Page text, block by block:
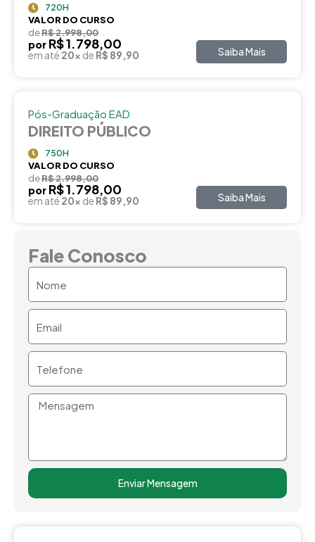
720H
VALOR DO CURSO
deR$ 2.998,00
por R$ 1.798,00
em até 20x de R$ 89,90 Saiba Mais
Pós-Graduação EAD
DIREITO PÚBLICO
750H
VALOR DO CURSO
deR$ 2.998,00
por R$ 1.798,00
em até 20x de R$ 89,90 Saiba Mais
Fale Conosco
Mensagem
Enviar Mensagem